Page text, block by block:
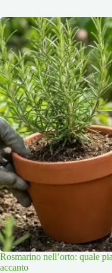
Rosmarino nell’orto: quale
accanto